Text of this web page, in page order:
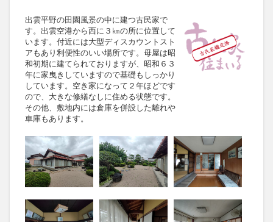
出雲平野の田園風景の中に建つ古民家で
す。出雲空港から西に３㎞の所に位置して
います。付近には大型ディスカウントスト
アもあり利便性のいい場所です。母屋は昭
和初期に建てられておりますが、昭和６３
年に家曳きしていますので基礎もしっかり
しています。空き家になって２年ほどです
ので、大きな修繕なしに住める状態です。
その他、敷地内には倉庫を併設した離れや
車庫もあります。